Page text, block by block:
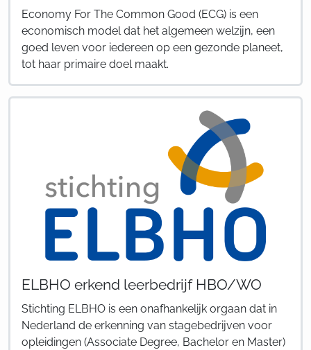
Economy For The Common Good (ECG) is een
economisch model dat het algemeen welzijn, een
goed leven voor iedereen op een gezonde planeet,
tot haar primaire doel maakt.
ELBHO erkend leerbedrijf HBO/WO
Stichting ELBHO is een onafhankelijk orgaan dat in
Nederland de erkenning van stagebedrijven voor
opleidingen (Associate Degree, Bachelor en Master)